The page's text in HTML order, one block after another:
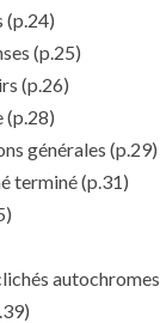
(p.24)
(p.25)
(p.26)
(p.28)
générales (p.29)
terminé(p.31)
autochromes